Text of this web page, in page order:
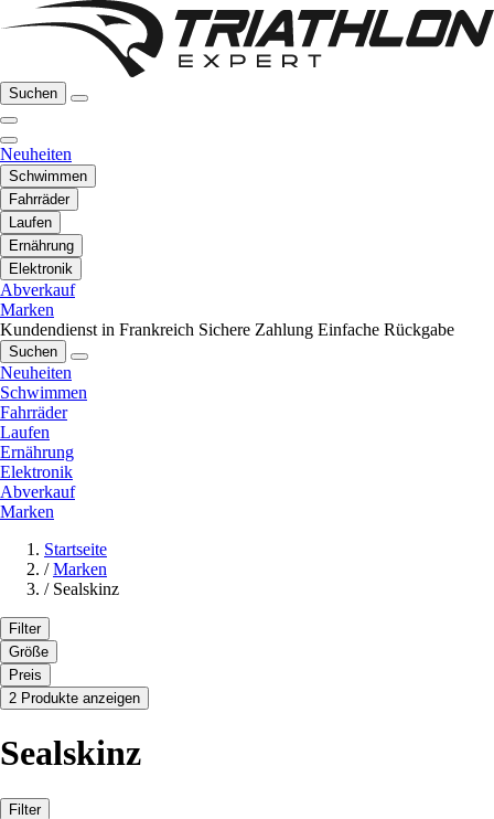
Suchen
Neuheiten
Schwimmen
Fahrräder
Laufen
Ernährung
Elektronik
Abverkauf
Marken
Kundendienst in Frankreich Sichere Zahlung Einfache Rückgabe
Suchen
Neuheiten
Schwimmen
Fahrräder
Laufen
Ernährung
Elektronik
Abverkauf
Marken
Startseite
/ Marken
/ Sealskinz
Filter
Größe
Preis
2 Produkte anzeigen
Sealskinz
Filter